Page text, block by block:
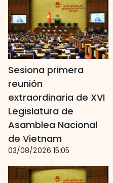
Sesiona primera
reunión
extraordinaria de XVI
Legislatura de
Asamblea Nacional
de Vietnam
03/08/2026 15:05